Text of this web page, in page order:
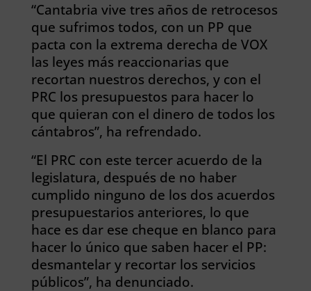
“Cantabria vive tres años de retrocesos
que sufrimos todos, con un PP que
pacta con la extrema derecha de VOX
las leyes más reaccionarias que
recortan nuestros derechos, y con el
PRC los presupuestos para hacer lo
que quieran con el dinero de todos los
cántabros”, ha refrendado.
“El PRC con este tercer acuerdo de la
legislatura, después de no haber
cumplido ninguno de los dos acuerdos
presupuestarios anteriores, lo que
hace es dar ese cheque en blanco para
hacer lo único que saben hacer el PP:
desmantelar y recortar los servicios
públicos”, ha denunciado.